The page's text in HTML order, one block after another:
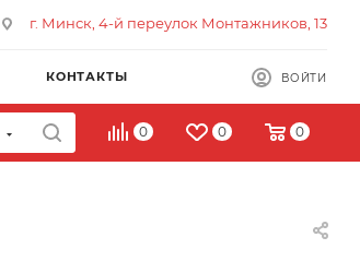
г. Минск, 4-й переулок Монтажников, 13
КОНТАКТЫ ВОЙТИ
0 0 0